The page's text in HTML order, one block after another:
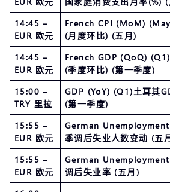
14:45 –
EUR 欧元
French CPI (MoM)
(月度环比) (五月)
14:45 –
EUR 欧元
French GDP (QoQ)
(季度环比) (第一季度)
15:00 –
TRY 里拉
GDP (YoY) (Q1)土耳其
(第一季度)
15:55 –
EUR 欧元
German
季调后失业人数变动 (五
15:55 –
EUR 欧元
German
调后失业率 (五月)